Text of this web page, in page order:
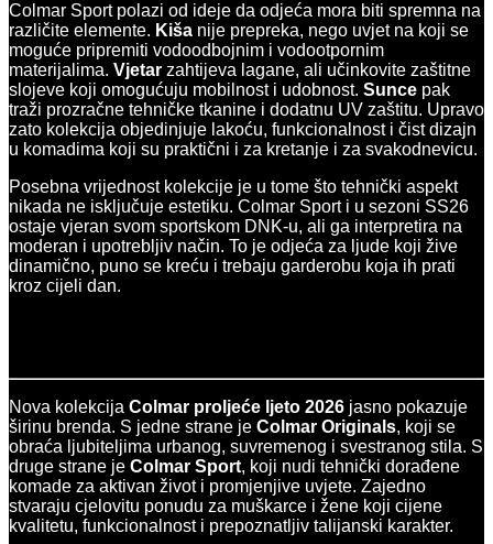
Colmar Sport polazi od ideje da odjeća mora biti spremna na
različite elemente. Kiša nije prepreka, nego uvjet na koji se
moguće pripremiti vodoodbojnim i vodootpornim
materijalima. Vjetar zahtijeva lagane, ali učinkovite zaštitne
slojeve koji omogućuju mobilnost i udobnost. Sunce pak
traži prozračne tehničke tkanine i dodatnu UV zaštitu. Upravo
zato kolekcija objedinjuje lakoću, funkcionalnost i čist dizajn
u komadima koji su praktični i za kretanje i za svakodnevicu.
Posebna vrijednost kolekcije je u tome što tehnički aspekt
nikada ne isključuje estetiku. Colmar Sport i u sezoni SS26
ostaje vjeran svom sportskom DNK-u, ali ga interpretira na
moderan i upotrebljiv način. To je odjeća za ljude koji žive
dinamično, puno se kreću i trebaju garderobu koja ih prati
kroz cijeli dan.
Nova kolekcija Colmar proljeće ljeto 2026 jasno pokazuje
širinu brenda. S jedne strane je Colmar Originals, koji se
obraća ljubiteljima urbanog, suvremenog i svestranog stila. S
druge strane je Colmar Sport, koji nudi tehnički dorađene
komade za aktivan život i promjenjive uvjete. Zajedno
stvaraju cjelovitu ponudu za muškarce i žene koji cijene
kvalitetu, funkcionalnost i prepoznatljiv talijanski karakter.